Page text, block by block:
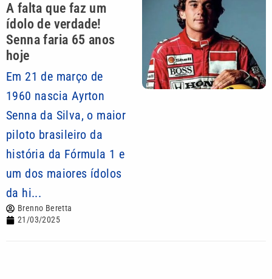
A falta que faz um
ídolo de verdade!
Senna faria 65 anos
hoje
Em 21 de março de
1960 nascia Ayrton
Senna da Silva, o maior
piloto brasileiro da
história da Fórmula 1 e
um dos maiores ídolos
da hi...
Brenno Beretta
21/03/2025